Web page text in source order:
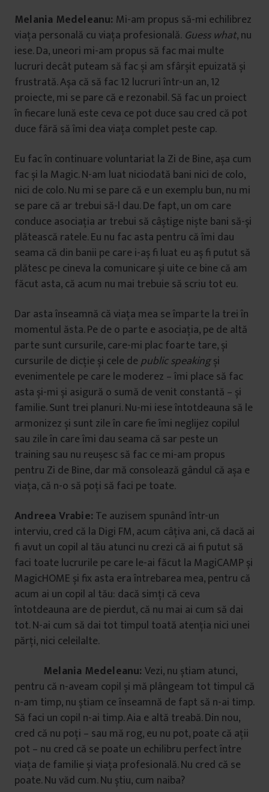
Melania Medeleanu: Mi-am propus să-mi echilibrez
viața personală cu viața profesională. Guess what, nu
iese. Da, uneori mi-am propus să fac mai multe
lucruri decât puteam să fac și am sfârșit epuizată și
frustrată. Așa că să fac 12 lucruri într-un an, 12
proiecte, mi se pare că e rezonabil. Să fac un proiect
în fiecare lună este ceva ce pot duce sau cred că pot
duce fără să îmi dea viața complet peste cap.
Eu fac în continuare voluntariat la Zi de Bine, așa cum
fac și la Magic. N-am luat niciodată bani nici de colo,
nici de colo. Nu mi se pare că e un exemplu bun, nu mi
se pare că ar trebui să-l dau. De fapt, un om care
conduce asociația ar trebui să câștige niște bani să-și
plătească ratele. Eu nu fac asta pentru că îmi dau
seama că din banii pe care i-aș fi luat eu aș fi putut să
plătesc pe cineva la comunicare și uite ce bine că am
făcut asta, că acum nu mai trebuie să scriu tot eu.
Dar asta înseamnă că viața mea se împarte la trei în
momentul ăsta. Pe de o parte e asociația, pe de altă
parte sunt cursurile, care-mi plac foarte tare, și
cursurile de dicție și cele depublic speakingși
evenimentele pe care le moderez – îmi place să fac
asta și-mi și asigură o sumă de venit constantă – și
familie. Sunt trei planuri. Nu-mi iese întotdeauna să le
armonizez și sunt zile în care fie îmi neglijez copilul
sau zile în care îmi dau seama că sar peste un
training sau nu reușesc să fac ce mi-am propus
pentru Zi de Bine, dar mă consolează gândul că așa e
viața, că n-o să poți să faci pe toate.
Andreea Vrabie: Te auzisem spunând într-un
interviu, cred că la Digi FM, acum câțiva ani, că dacă ai
fi avut un copil al tău atunci nu crezi că ai fi putut să
faci toate lucrurile pe care le-ai făcut la MagiCAMP și
MagicHOME și fix asta era întrebarea mea, pentru că
acum ai un copil al tău: dacă simți că ceva
întotdeauna are de pierdut, că nu mai ai cum să dai
tot. N-ai cum să dai tot timpul toată atenția nici unei
părți, nici celeilalte.
Melania Medeleanu: Vezi, nu știam atunci,
pentru că n-aveam copil și mă plângeam tot timpul că
n-am timp, nu știam ce înseamnă de fapt să n-ai timp.
Să faci un copil n-ai timp. Aia e altă treabă. Din nou,
cred că nu poți – sau mă rog, eu nu pot, poate că ații
pot – nu cred că se poate un echilibru perfect între
viața de familie și viața profesională. Nu cred că se
poate. Nu văd cum. Nu știu, cum naiba?